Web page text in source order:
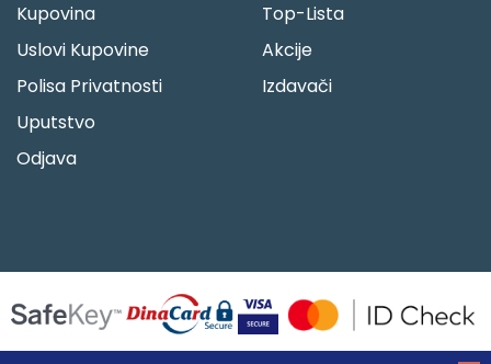
Kupovina
Uslovi Kupovine
Polisa Privatnosti
Uputstvo
Odjava
Top-Lista
Akcije
Izdavači